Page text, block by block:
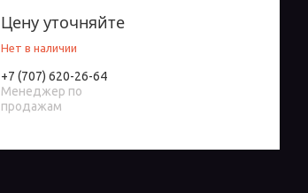
Цену уточняйте
Нет в наличии
+7 (707) 620-26-64
Менеджер по
продажам